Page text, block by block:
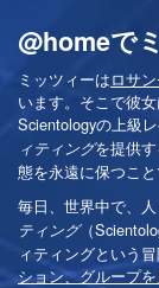
@homeで
ミッツィーはロサ
います。そこで彼
Scientologyの上級
ィティングを提供
態を永遠に保つこと
毎日、世界中で、
ティング（
ィティングという
ション、グループ